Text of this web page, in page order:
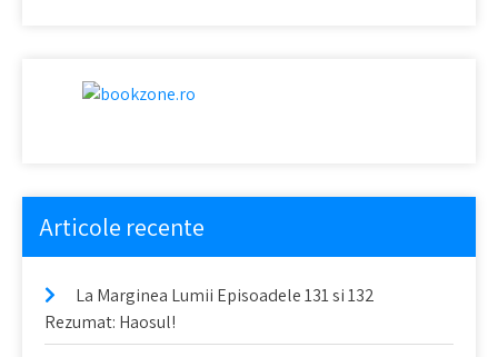
Articole recente
La Marginea Lumii Episoadele 131 si 132
Rezumat: Haosul!